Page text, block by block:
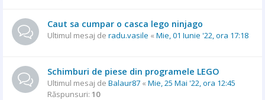
Caut sa cumpar o casca lego ninjago
Ultimul mesaj de radu.vasile « Mie, 01 Iunie '22, ora 17:18
Schimburi de piese din programele LEGO
Ultimul mesaj de Balaur87 « Mie, 25 Mai '22, ora 12:45
Răspunsuri: 10